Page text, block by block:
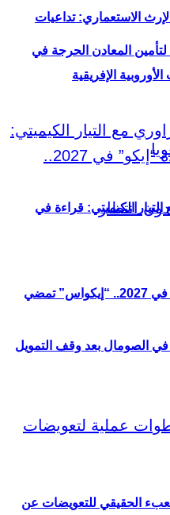
الاستعماري: تداعيات
الإفريقية
إطلاق العملة الموحدة “إيكو” في 2027.. “إيكواس” تمضي
المعادن الحرجة في
الكيميتي: قراءة في
الصومال بعد وقف التمويل
الحقيقي للتعويضات عن